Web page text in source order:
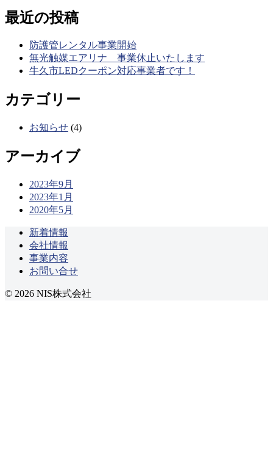
最近の投稿
防護管レンタル事業開始
無光触媒エアリナ 事業休止いたします
牛久市LEDクーポン対応事業者です！
カテゴリー
お知らせ (4)
アーカイブ
2023年9月
2023年1月
2020年5月
新着情報
会社情報
事業内容
お問い合せ
© 2026 NIS株式会社